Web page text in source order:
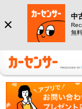
中
無